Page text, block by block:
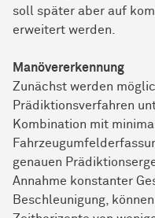
soll später aber auf
erweitert werden.
Manövererkennung
Zunächst werden
Prädiktionsverfahren
Kombination mit
genauen
Annahme konstanter
Beschleunigung,